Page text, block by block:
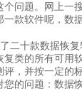
问题。网上一
款软件呢，数
十款数据恢复
类的所有可用
，并按一定的
您的问题：数据